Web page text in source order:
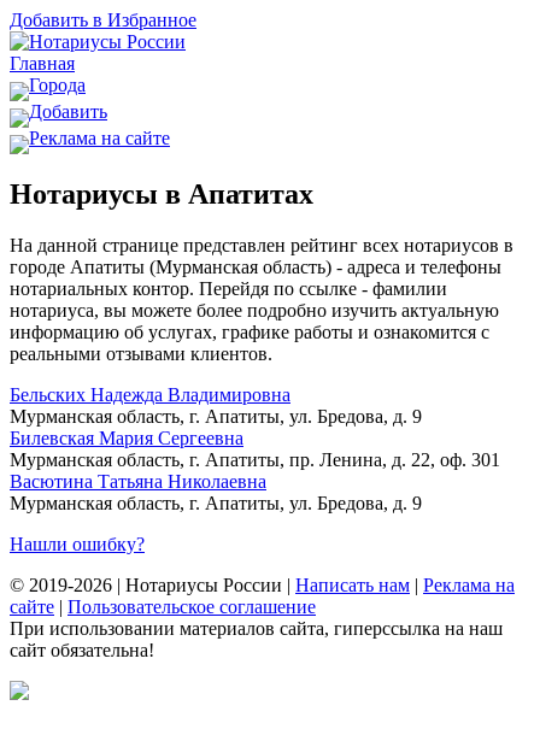
Добавить в Избранное
Главная
Города
Добавить
Реклама на сайте
Нотариусы в Апатитах
На данной странице представлен рейтинг всех нотариусов в
городе Апатиты (Мурманская область) - адреса и телефоны
нотариальных контор. Перейдя по ссылке - фамилии
нотариуса, вы можете более подробно изучить актуальную
информацию об услугах, графике работы и ознакомится с
реальными отзывами клиентов.
Бельских Надежда Владимировна
Мурманская область, г. Апатиты, ул. Бредова, д. 9
Билевская Мария Сергеевна
Мурманская область, г. Апатиты, пр. Ленина, д. 22, оф. 301
Васютина Татьяна Николаевна
Мурманская область, г. Апатиты, ул. Бредова, д. 9
Нашли ошибку?
© 2019-2026 | Нотариусы России | Написать нам | Реклама на
сайте | Пользовательское соглашение
При использовании материалов сайта, гиперссылка на наш
сайт обязательна!